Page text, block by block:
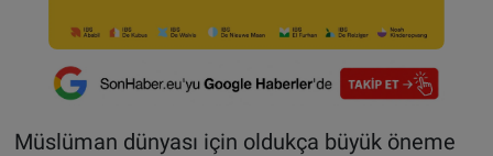
Müslüman dünyası için oldukça büyük öneme